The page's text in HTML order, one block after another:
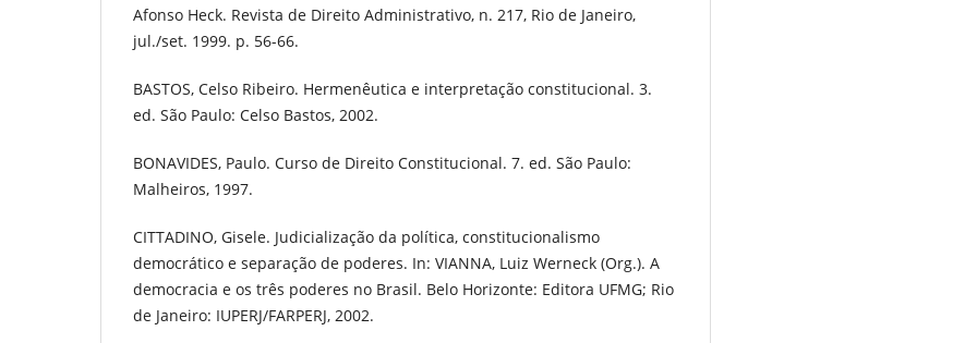
Afonso Heck. Revista de Direito Administrativo, n. 217, Rio de Janeiro,
jul./set. 1999. p. 56-66.
BASTOS, Celso Ribeiro. Hermenêutica e interpretação constitucional. 3.
ed. São Paulo: Celso Bastos, 2002.
BONAVIDES, Paulo. Curso de Direito Constitucional. 7. ed. São Paulo:
Malheiros, 1997.
CITTADINO, Gisele. Judicialização da política, constitucionalismo
democrático e separação de poderes. In: VIANNA, Luiz Werneck (Org.). A
democracia e os três poderes no Brasil. Belo Horizonte: Editora UFMG; Rio
de Janeiro: IUPERJ/FARPERJ, 2002.